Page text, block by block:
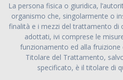
La persona fisica o giuridica,
organismo che, singolarmente o
finalità e i mezzi del trattamento di
adottati, ivi comprese le
funzionamento ed alla fruizione
Titolare del Trattamento,
specificato, è il titolare di